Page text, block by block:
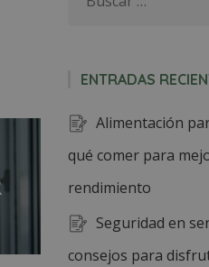
ENTRADAS
Alimentación
qué comer para
rendimiento
Seguridad en
consejos para